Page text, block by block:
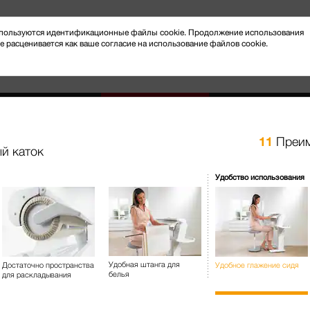
идентификационные файлы cookie. Продолжение использования
как ваше согласие на использование файлов cookie.
бельём Гладильные системы и гладильные катки
B 995 D
Гладильный каток С
результатов и ещё
каток
11
Достаточно пространства
для раскладывания
Удобная штанга для
белья
Удобство использования
Удобное глажение сидя